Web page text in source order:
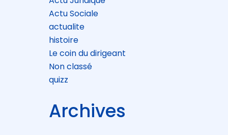
Actu Sociale
actualite
histoire
Le coin du dirigeant
Non classé
quizz
Archives